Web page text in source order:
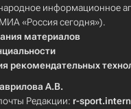
информационное
«Россия сегодня»).
материалов
рекомендательных
А.В.
Редакции: r-